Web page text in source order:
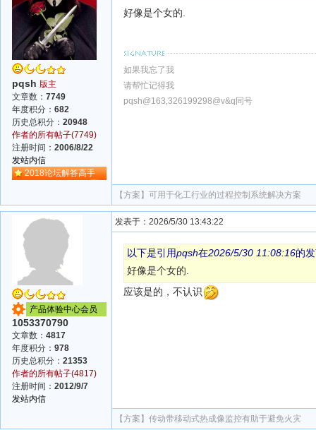
pqsh 版主
文章数： 7749
年度积分： 682
历史总积分： 20948
作者的所有帖子(7749)
注册时间： 2006/8/22
发站内信
2018论坛解答高手
好像是个女的.
如果我忘了我
请帮忙记得我
pqsh@163,326199298@v&q同号
【方案】 可用于化工行业的过程控制系统解决方案
产品体验中心会员
1053370790
文章数： 4817
年度积分： 978
历史总积分： 21353
作者的所有帖子(4817)
注册时间： 2012/9/7
发站内信
发表于：2026/5/30 13:43:22
以下是引用pqsh在2026/5/30 11:08:16的
好像是个女的.
应该是的，不认识
【方案】 传动带移动式热成像监控有助于避免火灾